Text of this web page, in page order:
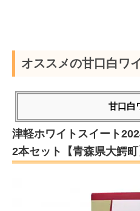
オススメの甘口白ワ
甘口白
津軽ホワイトスイート
2本セット【青森県大鰐町